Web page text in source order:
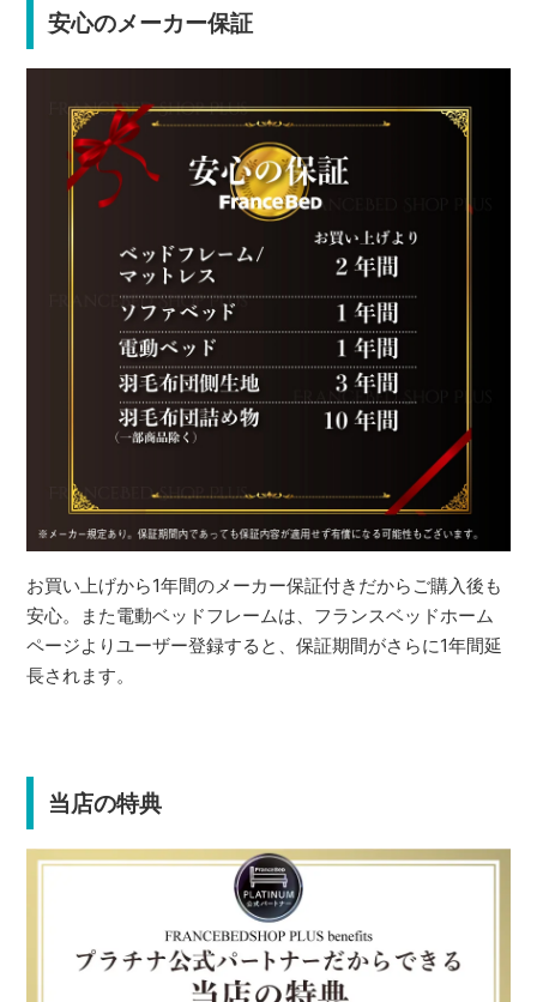
安心のメーカー保証
お買い上げから1年間のメーカー保証付きだからご購入後も
安心。また電動ベッドフレームは、フランスベッドホーム
ページよりユーザー登録すると、保証期間がさらに1年間延
長されます。
当店の特典